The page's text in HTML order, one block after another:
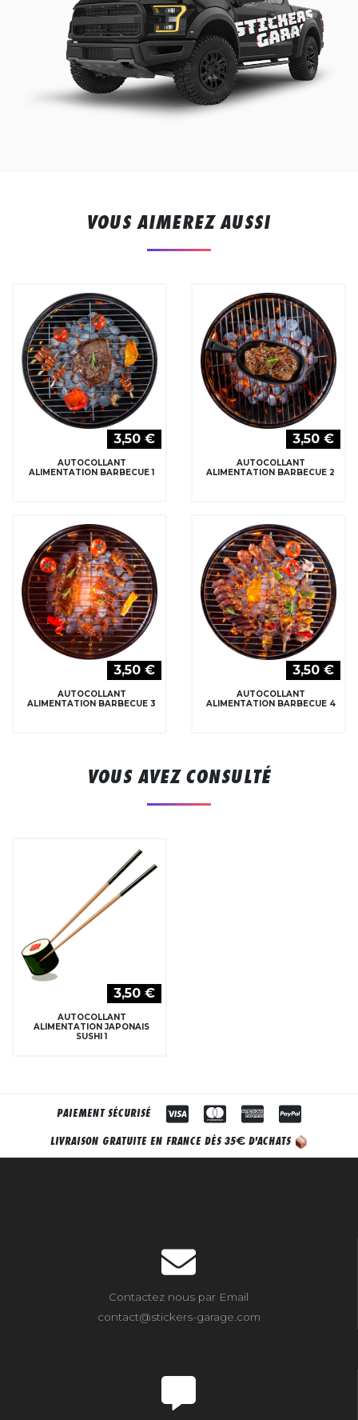
VOUS AIMEREZ AUSSI
3,50 €
AUTOCOLLANT
ALIMENTATION BARBECUE 1
3,50 €
AUTOCOLLANT
ALIMENTATION BARBECUE 2
3,50 €
AUTOCOLLANT
ALIMENTATION BARBECUE 3
3,50 €
AUTOCOLLANT
ALIMENTATION BARBECUE 4
VOUS AVEZ CONSULTÉ
3,50 €
AUTOCOLLANT
ALIMENTATION JAPONAIS
SUSHI 1
PAIEMENT SÉCURISÉ
LIVRAISON GRATUITE EN FRANCE DÈS 35€ D'ACHATS
Contactez nous par Email
contact@stickers-garage.com